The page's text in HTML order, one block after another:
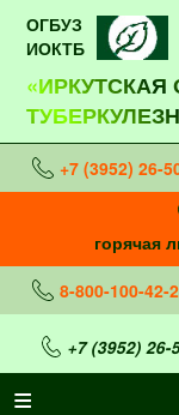
ОГБУЗ
ИОКТБ
+7 (3952) 26-
горячая
8-800-100-42-
+7 (3952) 26-